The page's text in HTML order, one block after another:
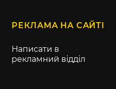
РЕКЛАМА НА САЙТІ
Написати в
рекламний відділ